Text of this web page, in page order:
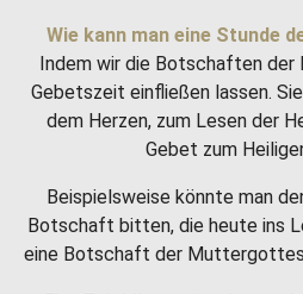
Wie kann man eine Stunde
Indem wir die Botschaften
Gebetszeit einfließen lassen.
dem Herzen, zum Lesen der
Gebet zum
Beispielsweise könnte man
Botschaft bitten, die heute ins
eine Botschaft der Muttergottes